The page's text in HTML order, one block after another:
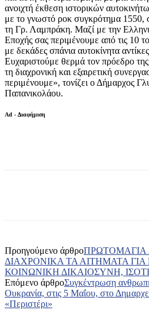
ανοιχτή έκθεση ιστορικών
με το γνωστό ροκ συγκρότημα 1550,
τη Γρ. Λαμπράκη. Μαζί με την
Εποχής σας περιμένουμε από τις 10
με δεκάδες σπάνια αυτοκίνητα
Ευχαριστούμε θερμά τον πρόεδρο
τη διαχρονική και εξαιρετική
περιμένουμε», τονίζει ο Δήμαρχος
Παπανικολάου.
Ad - Διαφήμιση
Προηγούμενο άρθροΠΡΩΤΟΜΑΓΙΑ
ΔΙΑΧΡΟΝΙΚΑ ΤΑ ΑΙΤΗΜΑΤΑ
ΚΟΙΝΩΝΙΚΗ ΔΙΚΑΙΟΣΥΝΗ,
Επόμενο άρθροΣυγκέντρωση
Ουκρανία, στις 5 Μαΐου, στο
«Περιστέρι»